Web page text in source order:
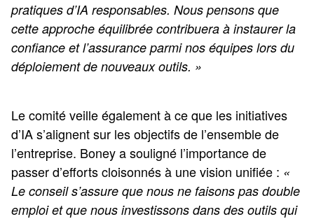
pratiques d’IA responsables. Nous pensons que
cette approche équilibrée contribuera à instaurer la
confiance et l’assurance parmi nos équipes lors du
déploiement de nouveaux outils. »
Le comité veille également à ce que les initiatives
d’IA s’alignent sur les objectifs de l’ensemble de
l’entreprise. Boney a souligné l’importance de
passer d’efforts cloisonnés à une vision unifiée : «
Le conseil s’assure que nous ne faisons pas double
emploi et que nous investissons dans des outils qui